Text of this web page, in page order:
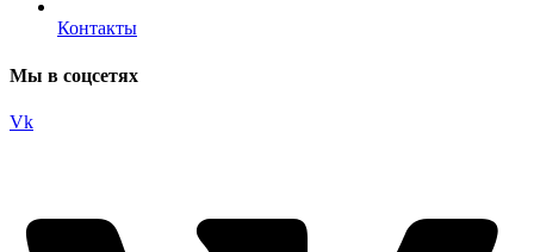
Контакты
Мы в соцсетях
Vk